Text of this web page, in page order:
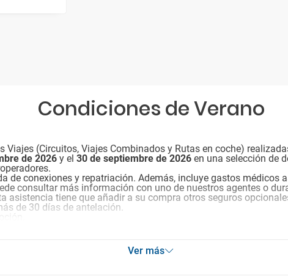
Condiciones de Verano
Viajes (Circuitos, Viajes Combinados y Rutas en coche)
de 2026 y el 30 de septiembre de 2026 en una selección de
de conexiones y repatriación. Además, incluye gastos
consultar más información con uno de nuestros agentes o
asistencia tiene que añadir a su compra otros seguros
de 30 días de antelación.
Ver más